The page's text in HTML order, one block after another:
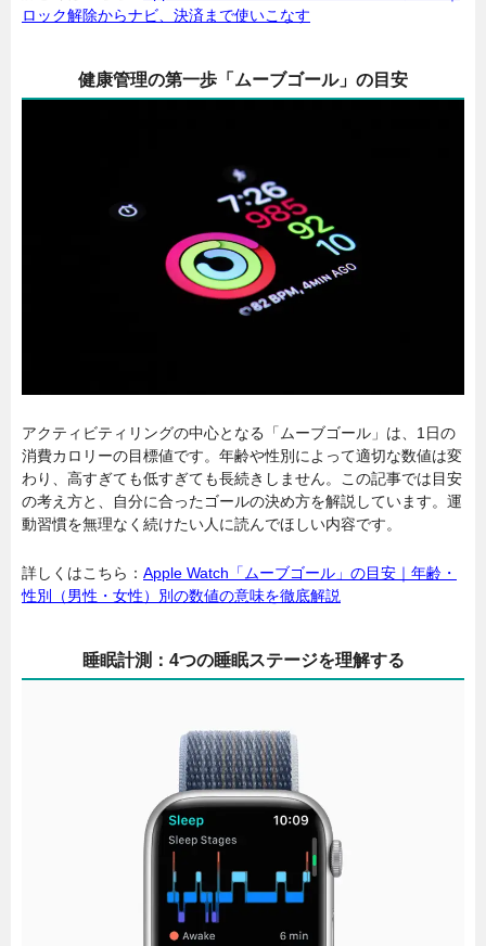
ロック解除からナビ、決済まで使いこなす
健康管理の第一歩「ムーブゴール」の目安
アクティビティリングの中心となる「ムーブゴール」は、1日の
消費カロリーの目標値です。年齢や性別によって適切な数値は変
わり、高すぎても低すぎても長続きしません。この記事では目安
の考え方と、自分に合ったゴールの決め方を解説しています。運
動習慣を無理なく続けたい人に読んでほしい内容です。
詳しくはこちら： Apple Watch「ムーブゴール」の目安｜年齢・
性別（男性・女性）別の数値の意味を徹底解説
睡眠計測：4つの睡眠ステージを理解する